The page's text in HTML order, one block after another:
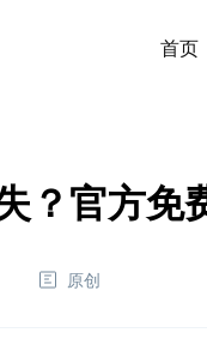
首页
官方免
原创